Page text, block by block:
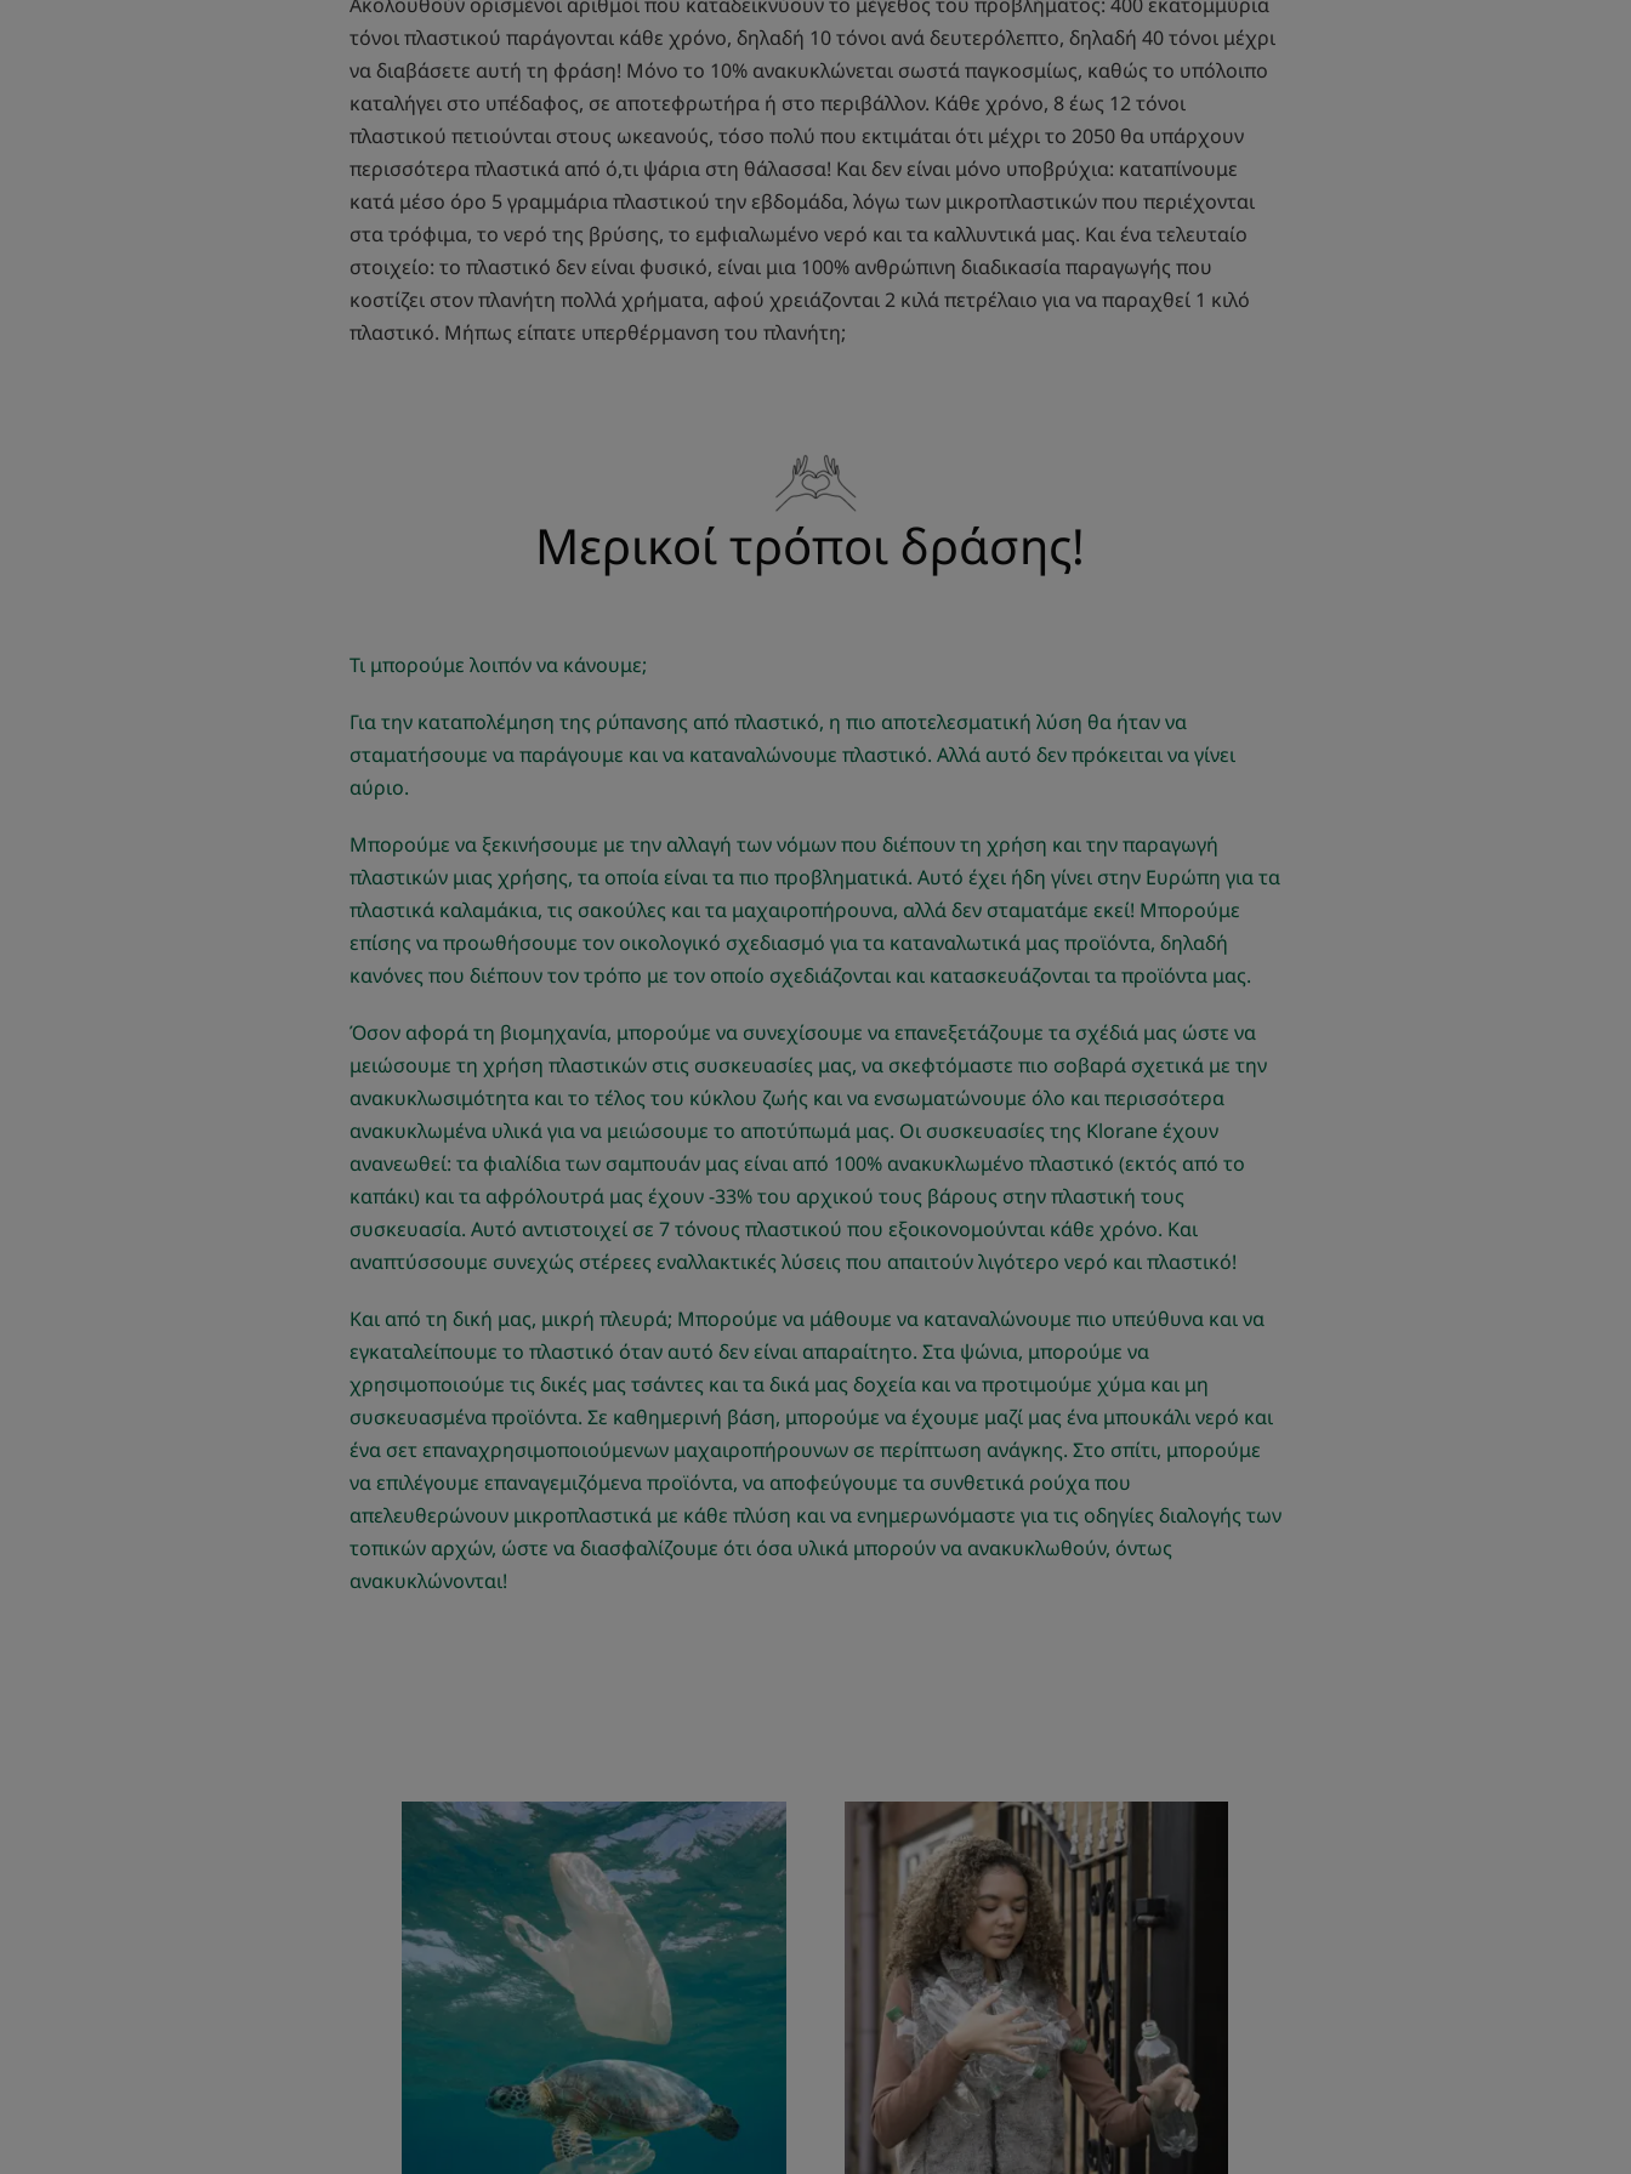
τόνοι πλαστικού παράγονται κάθε χρόνο, δηλαδή 10 τόνοι ανά δευτερόλεπτο, δηλαδή 40 τόνοι μέχρι
να διαβάσετε αυτή τη φράση! Μόνο το 10% ανακυκλώνεται σωστά παγκοσμίως, καθώς το υπόλοιπο
καταλήγει στο υπέδαφος, σε αποτεφρωτήρα ή στο περιβάλλον. Κάθε χρόνο, 8 έως 12 τόνοι
πλαστικού πετιούνται στους ωκεανούς, τόσο πολύ που εκτιμάται ότι μέχρι το 2050 θα υπάρχουν
περισσότερα πλαστικά από ό,τι ψάρια στη θάλασσα! Και δεν είναι μόνο υποβρύχια: καταπίνουμε
κατά μέσο όρο 5 γραμμάρια πλαστικού την εβδομάδα, λόγω των μικροπλαστικών που περιέχονται
στα τρόφιμα, το νερό της βρύσης, το εμφιαλωμένο νερό και τα καλλυντικά μας. Και ένα τελευταίο
στοιχείο: το πλαστικό δεν είναι φυσικό, είναι μια 100% ανθρώπινη διαδικασία παραγωγής που
κοστίζει στον πλανήτη πολλά χρήματα, αφού χρειάζονται 2 κιλά πετρέλαιο για να παραχθεί 1 κιλό
πλαστικό. Μήπως είπατε υπερθέρμανση του πλανήτη;
Μερικοί τρόποι δράσης!
Τι μπορούμε λοιπόν να κάνουμε;
Για την καταπολέμηση της ρύπανσης από πλαστικό, η πιο αποτελεσματική λύση θα ήταν να
σταματήσουμε να παράγουμε και να καταναλώνουμε πλαστικό. Αλλά αυτό δεν πρόκειται να γίνει
αύριο.
Μπορούμε να ξεκινήσουμε με την αλλαγή των νόμων που διέπουν τη χρήση και την παραγωγή
πλαστικών μιας χρήσης, τα οποία είναι τα πιο προβληματικά. Αυτό έχει ήδη γίνει στην Ευρώπη για τα
πλαστικά καλαμάκια, τις σακούλες και τα μαχαιροπήρουνα, αλλά δεν σταματάμε εκεί! Μπορούμε
επίσης να προωθήσουμε τον οικολογικό σχεδιασμό για τα καταναλωτικά μας προϊόντα, δηλαδή
κανόνες που διέπουν τον τρόπο με τον οποίο σχεδιάζονται και κατασκευάζονται τα προϊόντα μας.
Όσον αφορά τη βιομηχανία, μπορούμε να συνεχίσουμε να επανεξετάζουμε τα σχέδιά μας ώστε να
μειώσουμε τη χρήση πλαστικών στις συσκευασίες μας, να σκεφτόμαστε πιο σοβαρά σχετικά με την
ανακυκλωσιμότητα και το τέλος του κύκλου ζωής και να ενσωματώνουμε όλο και περισσότερα
ανακυκλωμένα υλικά για να μειώσουμε το αποτύπωμά μας. Οι συσκευασίες της Klorane έχουν
ανανεωθεί: τα φιαλίδια των σαμπουάν μας είναι από 100% ανακυκλωμένο πλαστικό (εκτός από το
καπάκι) και τα αφρόλουτρά μας έχουν -33% του αρχικού τους βάρους στην πλαστική τους
συσκευασία. Αυτό αντιστοιχεί σε 7 τόνους πλαστικού που εξοικονομούνται κάθε χρόνο. Και
αναπτύσσουμε συνεχώς στέρεες εναλλακτικές λύσεις που απαιτούν λιγότερο νερό και πλαστικό!
Και από τη δική μας, μικρή πλευρά; Μπορούμε να μάθουμε να καταναλώνουμε πιο υπεύθυνα και να
εγκαταλείπουμε το πλαστικό όταν αυτό δεν είναι απαραίτητο. Στα ψώνια, μπορούμε να
χρησιμοποιούμε τις δικές μας τσάντες και τα δικά μας δοχεία και να προτιμούμε χύμα και μη
συσκευασμένα προϊόντα. Σε καθημερινή βάση, μπορούμε να έχουμε μαζί μας ένα μπουκάλι νερό και
ένα σετ επαναχρησιμοποιούμενων μαχαιροπήρουνων σε περίπτωση ανάγκης. Στο σπίτι, μπορούμε
να επιλέγουμε επαναγεμιζόμενα προϊόντα, να αποφεύγουμε τα συνθετικά ρούχα που
απελευθερώνουν μικροπλαστικά με κάθε πλύση και να ενημερωνόμαστε για τις οδηγίες διαλογής των
τοπικών αρχών, ώστε να διασφαλίζουμε ότι όσα υλικά μπορούν να ανακυκλωθούν, όντως
ανακυκλώνονται!